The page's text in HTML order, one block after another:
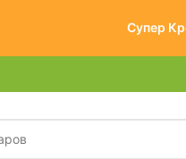
Супер